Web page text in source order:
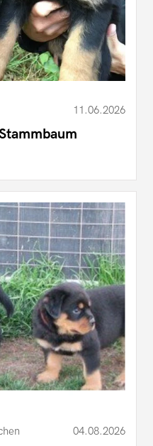
11.06.2026
04.08.2026